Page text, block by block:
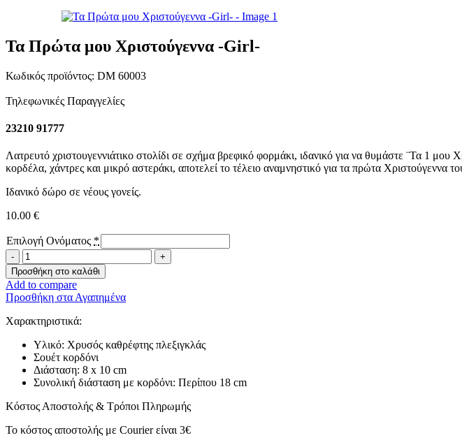
Τα Πρώτα μου Χριστούγεννα -Girl-
Κωδικός προϊόντος: DM 60003
Τηλεφωνικές Παραγγελίες
23210 91777
Λατρευτό χριστουγεννιάτικο στολίδι σε σχήμα βρεφικό φορμάκι, ιδανικό για να θυμάστε ¨Τα 1
κορδέλα, χάντρες και μικρό αστεράκι, αποτελεί το τέλειο αναμνηστικό για τα πρώτα Χριστούγεννα
Ιδανικό δώρο σε νέους γονείς.
10.00 €
Επιλογή Ονόματος *
Τα
Πρώτα
μου
Χριστούγεννα
-
Girl-
ποσότητα
Προσθήκη στο καλάθι
Add to compare
Προσθήκη στα Αγαπημένα
Χαρακτηριστικά:
Υλικό: Χρυσός καθρέφτης πλεξιγκλάς
Σουέτ κορδόνι
Διάσταση: 8 x 10 cm
Συνολική διάσταση με κορδόνι: Περίπου 18 cm
Κόστος Αποστολής & Τρόποι Πληρωμής
Το κόστος αποστολής με Courier είναι 3€